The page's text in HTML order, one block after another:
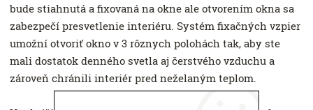
bude stiahnutá a fixovaná na okne ale otvorením okna sa
zabezpečí presvetlenie interiéru. Systém fixačných vzpier
umožní otvoriť okno v 3 rôznych polohách tak, aby ste
mali dostatok denného svetla aj čerstvého vzduchu a
zároveň chránili interiér pred neželaným teplom.